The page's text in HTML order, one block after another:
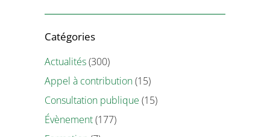
Catégories
Actualités(300)
Appel à contribution(15)
Consultation publique (15)
Évènement(177)